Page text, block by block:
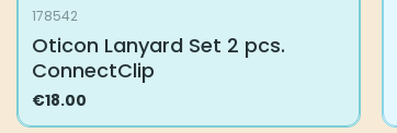
178542
Oticon Lanyard Set 2 pcs.
ConnectClip
€18.00